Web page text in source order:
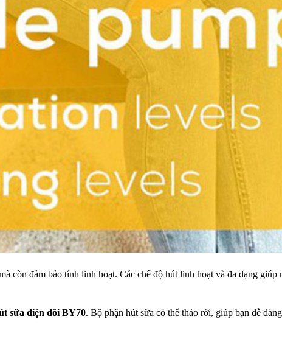
còn đảm bảo tính linh hoạt. Các chế độ hút linh hoạt và đa dạng
sữa điện đôi BY70. Bộ phận hút sữa có thể tháo rời, giúp bạn dễ